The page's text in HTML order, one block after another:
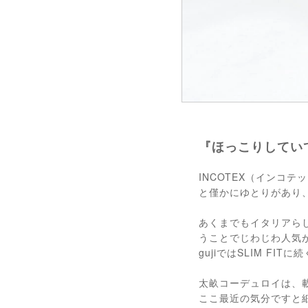
『ほっこりして
INCOTEX（インコテ
と僅かにゆとりがあり
あくまでもイタリアら
うことでじわじわ人
gujiではSLIM FITに続
太畝コーデュロイは、
ここ最近の気分ですと